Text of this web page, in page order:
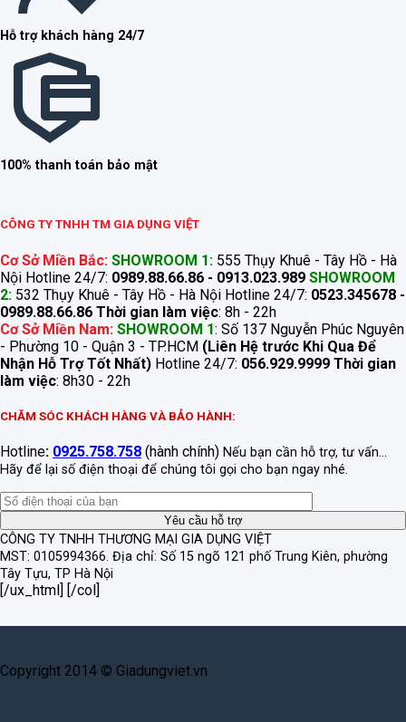
Hỗ trợ khách hàng 24/7
100% thanh toán bảo mật
CÔNG TY TNHH TM GIA DỤNG VIỆT
Cơ Sở Miền Bắc: SHOWROOM 1: 555 Thụy Khuê - Tây Hồ - Hà
Nội Hotline 24/7: 0989.88.66.86 - 0913.023.989 SHOWROOM
2: 532 Thụy Khuê - Tây Hồ - Hà Nội Hotline 24/7: 0523.345678 -
0989.88.66.86 Thời gian làm việc: 8h - 22h
Cơ Sở Miền Nam: SHOWROOM 1: Số 137 Nguyễn Phúc Nguyên
- Phường 10 - Quận 3 - TP.HCM (Liên Hệ trước Khi Qua Để
Nhận Hỗ Trợ Tốt Nhất) Hotline 24/7: 056.929.9999 Thời gian
làm việc: 8h30 - 22h
CHĂM SÓC KHÁCH HÀNG VÀ BẢO HÀNH:
Hotline: 0925.758.758 (hành chính) Nếu bạn cần hỗ trợ, tư vấn...
Hãy để lại số điện thoại để chúng tôi gọi cho bạn ngay nhé.
CÔNG TY TNHH THƯƠNG MẠI GIA DỤNG VIỆT
MST: 0105994366. Địa chỉ: Số 15 ngõ 121 phố Trung Kiên, phường
Tây Tựu, TP Hà Nội
[/ux_html] [/col]
Copyright 2014 © Giadungviet.vn